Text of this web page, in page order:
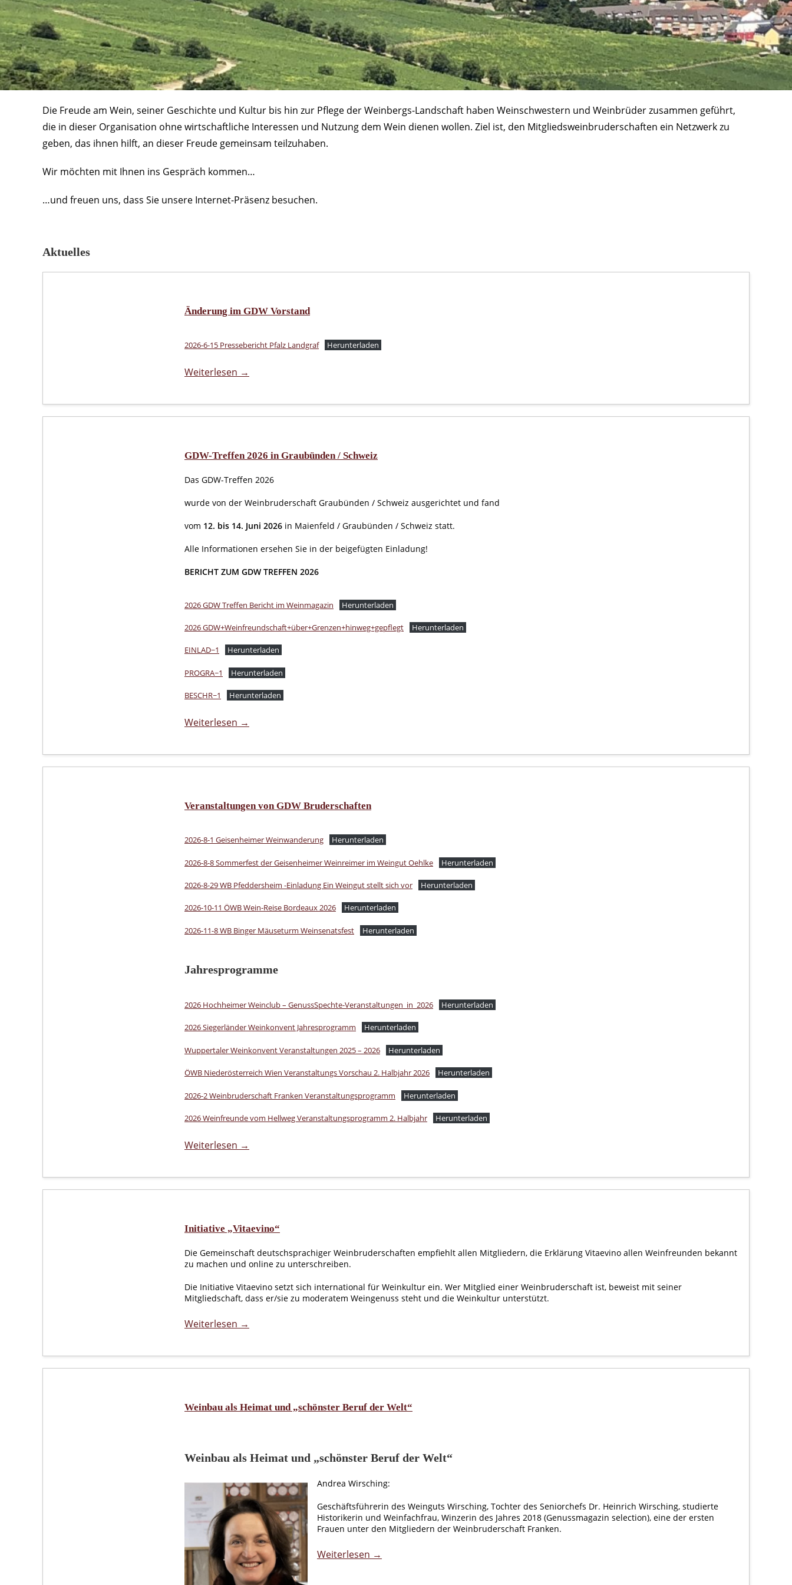
Die Freude am Wein, seiner Geschichte und Kultur bis hin zur Pflege der Weinbergs-Landschaft haben Weinschwestern und Weinbrüder zusammen geführt,
die in dieser Organisation ohne wirtschaftliche Interessen und Nutzung dem Wein dienen wollen. Ziel ist, den Mitgliedsweinbruderschaften ein Netzwerk zu
geben, das ihnen hilft, an dieser Freude gemeinsam teilzuhaben.
Wir möchten mit Ihnen ins Gespräch kommen…
…und freuen uns, dass Sie unsere Internet-Präsenz besuchen.
Aktuelles
Änderung im GDW Vorstand
2026-6-15 Pressebericht Pfalz Landgraf Herunterladen
Weiterlesen →
GDW-Treffen 2026 in Graubünden / Schweiz
Das GDW-Treffen 2026
wurde von der Weinbruderschaft Graubünden / Schweiz ausgerichtet und fand
vom 12. bis 14. Juni 2026 in Maienfeld / Graubünden / Schweiz statt.
Alle Informationen ersehen Sie in der beigefügten Einladung!
BERICHT ZUM GDW TREFFEN 2026
2026 GDW Treffen Bericht im Weinmagazin Herunterladen
2026 GDW+Weinfreundschaft+über+Grenzen+hinweg+gepflegt Herunterladen
EINLAD~1 Herunterladen
PROGRA~1 Herunterladen
BESCHR~1 Herunterladen
Weiterlesen →
Veranstaltungen von GDW Bruderschaften
2026-8-1 Geisenheimer Weinwanderung Herunterladen
2026-8-8 Sommerfest der Geisenheimer Weinreimer im Weingut Oehlke Herunterladen
2026-8-29 WB Pfeddersheim -Einladung Ein Weingut stellt sich vor Herunterladen
2026-10-11 ÖWB Wein-Reise Bordeaux 2026 Herunterladen
2026-11-8 WB Binger Mäuseturm Weinsenatsfest Herunterladen
Jahresprogramme
2026 Hochheimer Weinclub – GenussSpechte-Veranstaltungen_in_2026 Herunterladen
2026 Siegerländer Weinkonvent Jahresprogramm Herunterladen
Wuppertaler Weinkonvent Veranstaltungen 2025 – 2026 Herunterladen
ÖWB Niederösterreich Wien Veranstaltungs Vorschau 2. Halbjahr 2026 Herunterladen
2026-2 Weinbruderschaft Franken Veranstaltungsprogramm Herunterladen
2026 Weinfreunde vom Hellweg Veranstaltungsprogramm 2. Halbjahr Herunterladen
Weiterlesen →
Initiative „Vitaevino“
Die Gemeinschaft deutschsprachiger Weinbruderschaften empfiehlt allen Mitgliedern, die Erklärung Vitaevino allen Weinfreunden bekannt
zu machen und online zu unterschreiben.
Die Initiative Vitaevino setzt sich international für Weinkultur ein. Wer Mitglied einer Weinbruderschaft ist, beweist mit seiner
Mitgliedschaft, dass er/sie zu moderatem Weingenuss steht und die Weinkultur unterstützt.
Weiterlesen →
Weinbau als Heimat und „schönster Beruf der Welt“
Weinbau als Heimat und „schönster Beruf der Welt“
Andrea Wirsching:
Geschäftsführerin des Weinguts Wirsching, Tochter des Seniorchefs Dr. Heinrich Wirsching, studierte
Historikerin und Weinfachfrau, Winzerin des Jahres 2018 (Genussmagazin selection), eine der ersten
Frauen unter den Mitgliedern der Weinbruderschaft Franken.
Weiterlesen →